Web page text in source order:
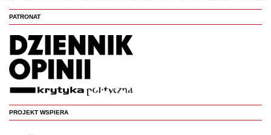
PATRONAT
PROJEKT WSPIERA